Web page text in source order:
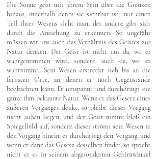
Die Sonne geht mit ihrem Sein über die Grenzen
hinaus, innerhalb deren sie sichtbar ist; nur einen
Teil ihres Wesens sieht man; der andere gibt sich
durch die Anziehung zu erkennen. So ungefähr
müssen wir uns auch das Verhältnis des Geistes zur
Natur denken. Der Geist ist nicht nur da, wo er
wahrgenommen wird, sondern auch da, wo er
wahrnimmt. Sein Wesen erstreckt sich bis an die
fernsten Orte, an denen er noch Gegenstände
beobachten kann. Er umspannt und durchdringt die
ganze ihm bekannte Natur. Wenn er das Gesetz eines
äußeren Vorganges denkt, so bleibt dieser Vorgang
nicht außen liegen, und der Geist nimmt bloß ein
Spiegelbild auf, sondern dieser strömt sein Wesen in
den Vorgang hinein; er durchdringt den Vorgang, und
wenn er dann das Gesetz desselben findet, so spricht
nicht er es in seinem abgesonderten Gehirnwinkel